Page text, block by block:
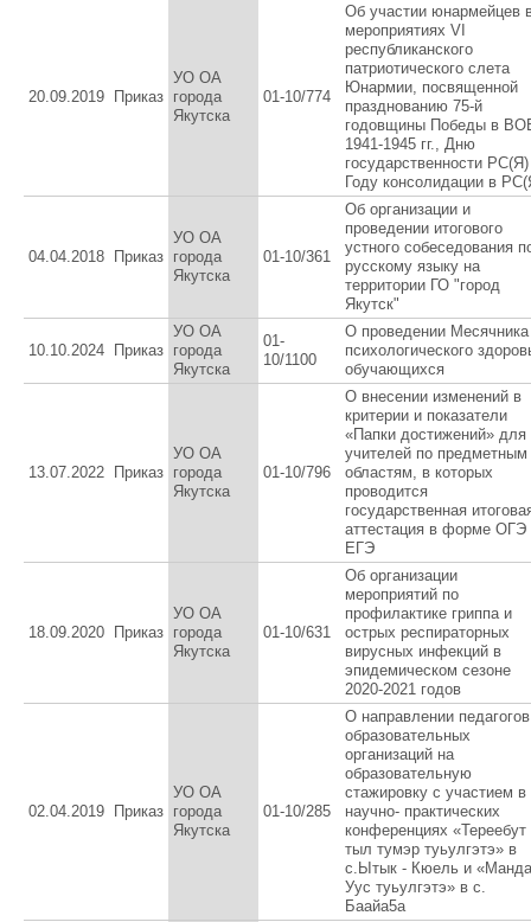
20.09.2019 Приказ
УО ОА
города
Якутска
01-10/774
Об участии юнармейцев
мероприятиях VI
республиканского
патриотического слета
Юнармии, посвященной
празднованию 75-й
годовщины Победы в
1941-1945 гг., Дню
государственности
Году консолидации в
04.04.2018 Приказ
УО ОА
города
Якутска
01-10/361
Об организации и
проведении итогового
устного собеседования
русскому языку на
территории ГО "город
Якутск"
10.10.2024 Приказ
УО ОА
города
Якутска
01-
10/1100
О проведении Месячника
психологического
обучающихся
13.07.2022 Приказ
УО ОА
города
Якутска
01-10/796
О внесении изменений в
критерии и показатели
«Папки достижений» для
учителей по предметным
областям, в которых
проводится
государственная
аттестация в форме ОГЭ
ЕГЭ
18.09.2020 Приказ
УО ОА
города
Якутска
01-10/631
Об организации
мероприятий по
профилактике гриппа и
острых респираторных
вирусных инфекций в
эпидемическом сезоне
2020-2021 годов
02.04.2019 Приказ
УО ОА
города
Якутска
01-10/285
О направлении педагогов
образовательных
организаций на
образовательную
стажировку с участием в
научно- практических
конференциях «Тереебут
тыл тумэр туьулгэтэ» в
с.Ытык - Кюель и
Уус туьулгэтэ» в с.
Баайа5а